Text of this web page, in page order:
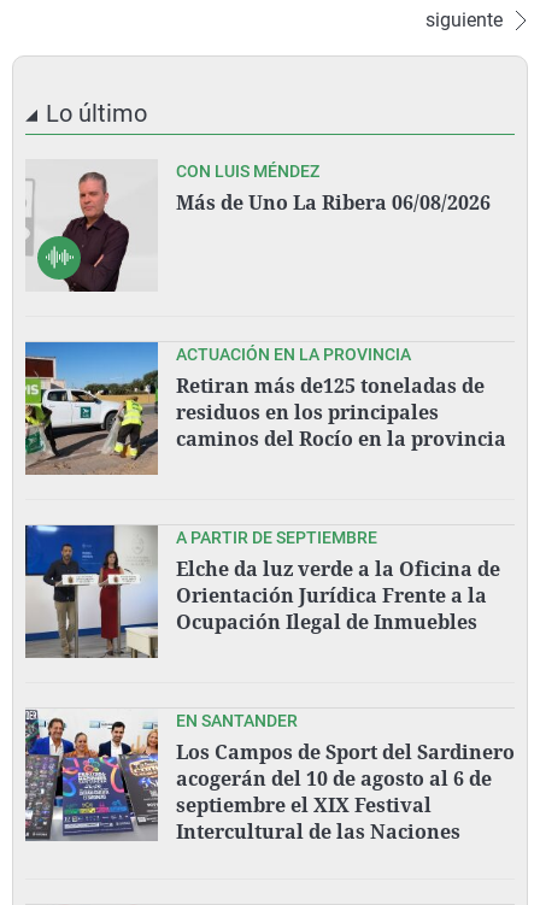
siguiente
Lo último
CON LUIS MÉNDEZ
Más de Uno La Ribera 06/08/2026
ACTUACIÓN EN LA PROVINCIA
Retiran más de125 toneladas de
residuos en los principales
caminos del Rocío en la provincia
A PARTIR DE SEPTIEMBRE
Elche da luz verde a la Oficina de
Orientación Jurídica Frente a la
Ocupación Ilegal de Inmuebles
EN SANTANDER
Los Campos de Sport del Sardinero
acogerán del 10 de agosto al 6 de
septiembre el XIX Festival
Intercultural de las Naciones